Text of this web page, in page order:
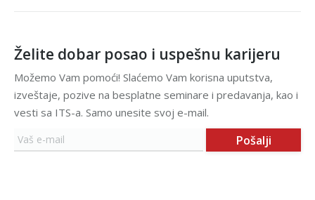
Želite dobar posao i uspešnu karijeru
Možemo Vam pomoći! Slaćemo Vam korisna uputstva,
izveštaje, pozive na besplatne seminare i predavanja, kao i
vesti sa ITS-a. Samo unesite svoj e-mail.